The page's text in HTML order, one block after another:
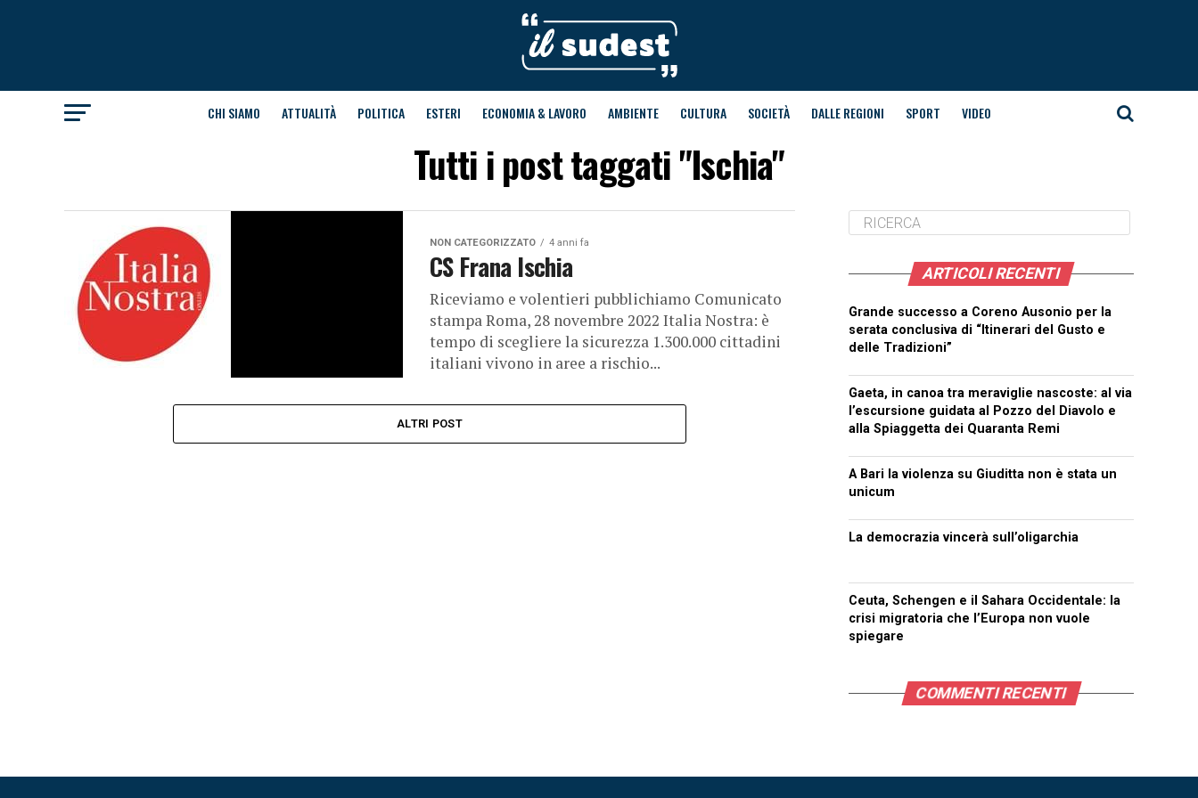
CHI SIAMO ATTUALITÀ POLITICA ESTERI ECONOMIA & LAVORO AMBIENTE CULTURA SOCIETÀ DALLE REGIONI SPORT VIDEO
Tutti i post taggati "Ischia"
NON CATEGORIZZATO 4 anni fa
CS Frana Ischia
Riceviamo e volentieri pubblichiamo Comunicato
stampa Roma, 28 novembre 2022 Italia Nostra: è
tempo di scegliere la sicurezza 1.300.000 cittadini
italiani vivono in aree a rischio...
ALTRI POST
ARTICOLI RECENTI
Grande successo a Coreno Ausonio per la
serata conclusiva di “Itinerari del Gusto e
delle Tradizioni”
Gaeta, in canoa tra meraviglie nascoste: al via
l’escursione guidata al Pozzo del Diavolo e
alla Spiaggetta dei Quaranta Remi
A Bari la violenza su Giuditta non è stata un
unicum
La democrazia vincerà sull’oligarchia
Ceuta, Schengen e il Sahara Occidentale: la
crisi migratoria che l’Europa non vuole
spiegare
COMMENTI RECENTI